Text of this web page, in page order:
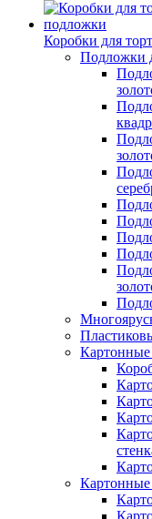
Коробки для
Подложки
Картонные
Картонные